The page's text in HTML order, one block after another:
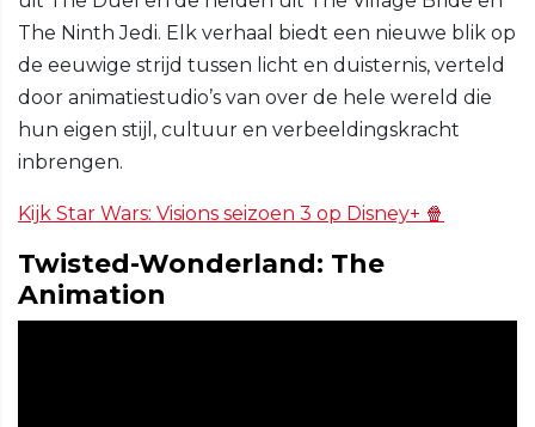
The Ninth Jedi. Elk verhaal biedt een nieuwe blik op
de eeuwige strijd tussen licht en duisternis, verteld
door animatiestudio’s van over de hele wereld die
hun eigen stijl, cultuur en verbeeldingskracht
inbrengen.
Kijk Star Wars: Visions seizoen 3 op Disney+ 🍿
Twisted-Wonderland: The
Animation